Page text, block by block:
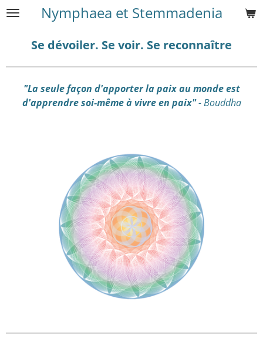
Passer
contenu
Nymphaea et Stemmadenia
Se dévoiler. Se voir. Se reconnaître
"La seule façon d'apporter la paix au mondeest
d'apprendre soi-même à vivre en paix"- Bouddha